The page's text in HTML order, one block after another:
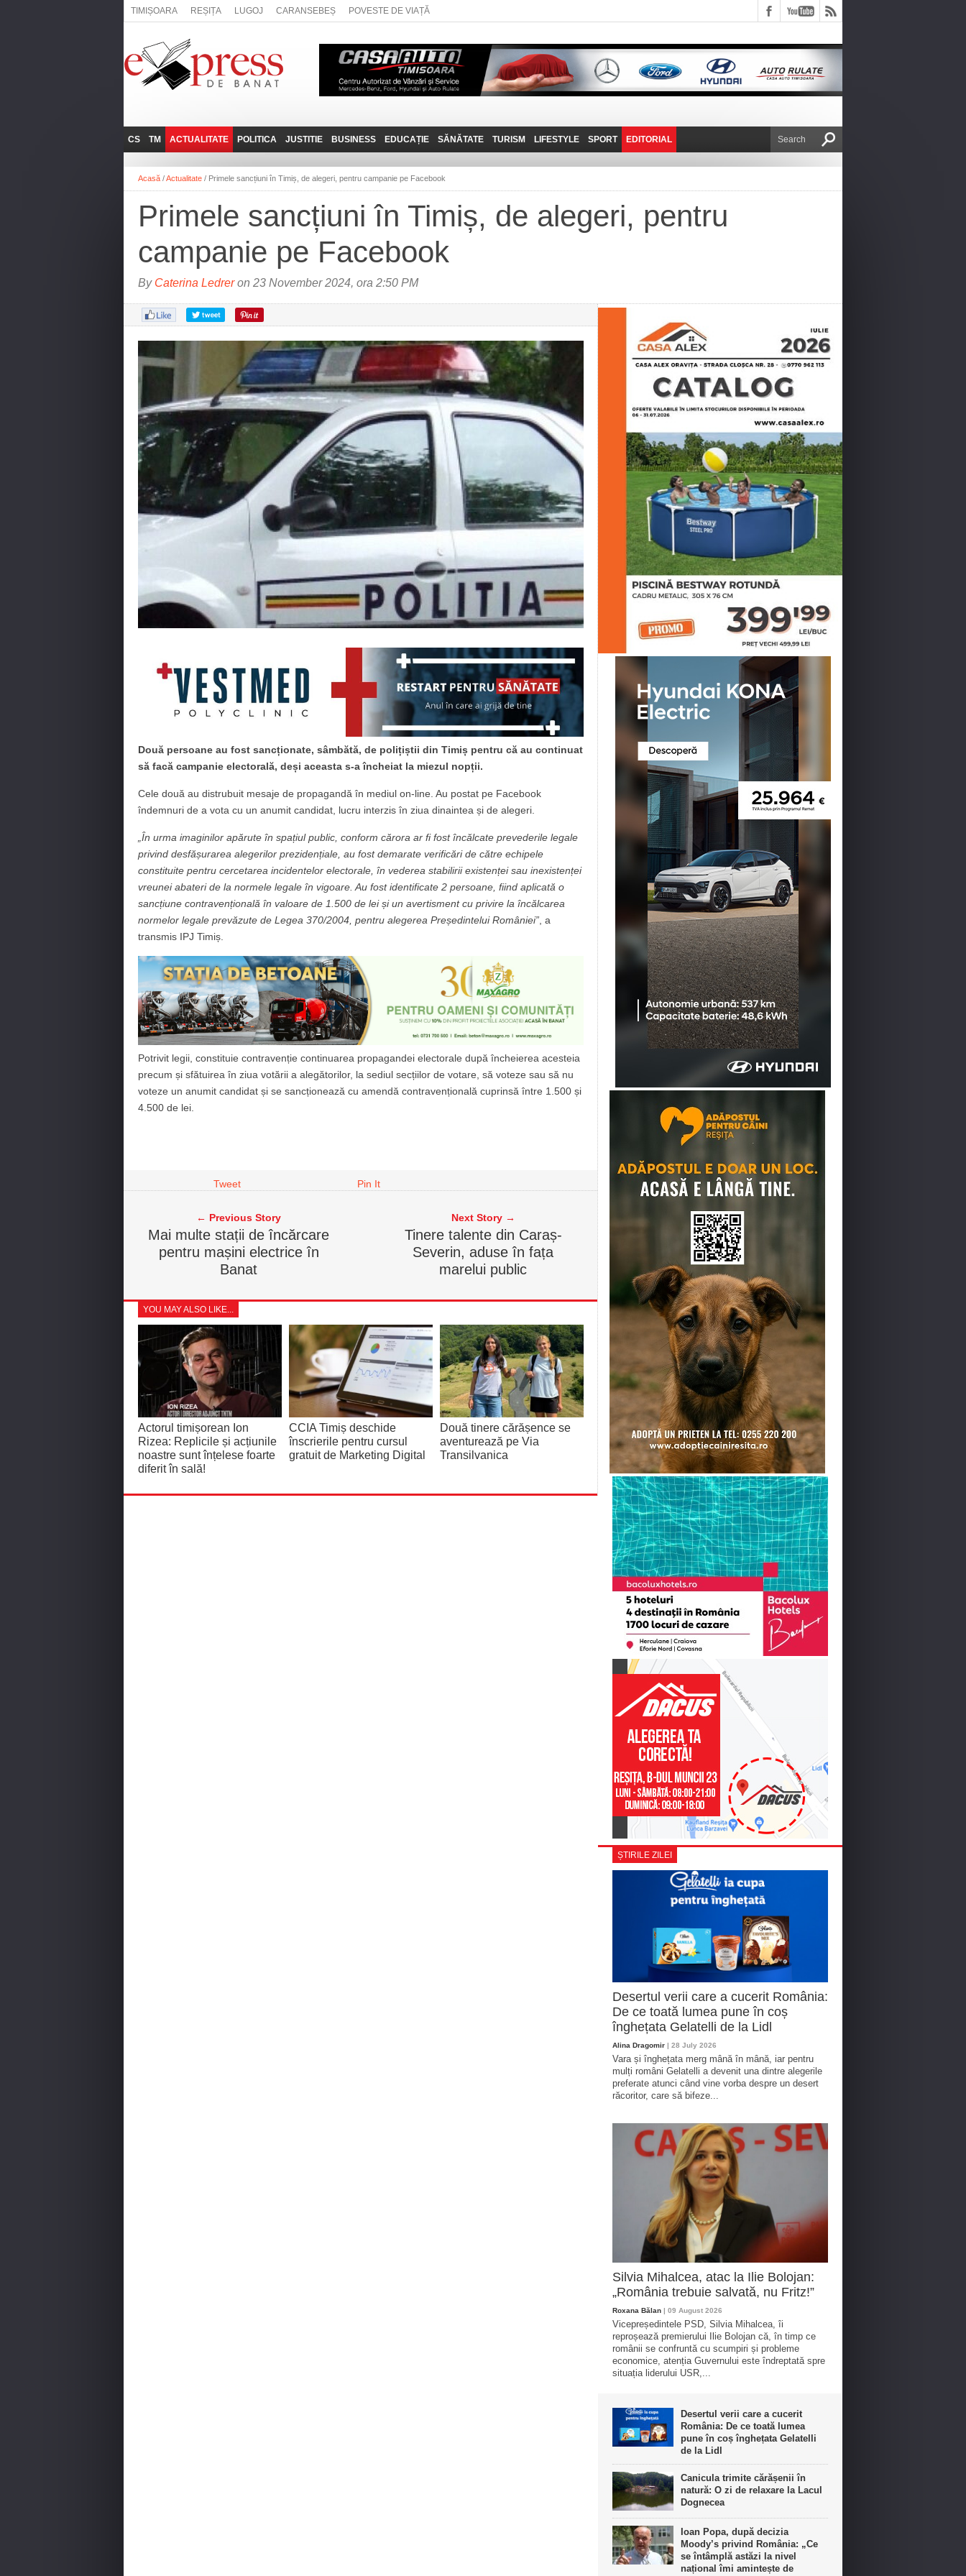
TIMIȘOARA REȘIȚA LUGOJ CARANSEBEȘ POVESTE DE VIAȚĂ
CS
REȘIȚA
CARANSEBEȘ
ANINA
BOCŞA
MOLDOVA NOUĂ
ORAVIȚA
OȚELU ROŞU
TM
LUGOJ
TIMIȘOARA
ACTUALITATE
ADMINISTRATIE
NAȚIONAL
SOCIAL
POLITICA
EXPRESSLIVE
INTERVIURILE
JUSTITIE BUSINESS
JOB-URI
TEHNIT
EDUCAȚIE SĂNĂTATE TURISM
PRIN MUNȚII
FANTASTICUL BANAT
LIFESTYLE
POVESTE DE VIAȚĂ
SPORT EDITORIAL
DE VICTOR NAFIRU
Acasă /Actualitate / Primele sancțiuni în Timiș, de alegeri, pentru campanie pe Facebook
Primele sancțiuni în Timiș, de alegeri, pentru
campanie pe Facebook
By Caterina Ledreron 23 November 2024, ora 2:50 PM
Două persoane au fost sancționate, sâmbătă, de polițiștii din Timiș pentru că au continuat
să facă campanie electorală, deși aceasta s-a încheiat la miezul nopții.
Cele două au distrubuit mesaje de propagandă în mediul on-line. Au postat pe Facebook
îndemnuri de a vota cu un anumit candidat, lucru interzis în ziua dinaintea și de alegeri.
„În urma imaginilor apărute în spațiul public, conform cărora ar fi fost încălcate prevederile legale
privind desfășurarea alegerilor prezidențiale, au fost demarate verificări de către echipele
constituite pentru cercetarea incidentelor electorale, în vederea stabilirii existenței sau inexistenței
vreunei abateri de la normele legale în vigoare. Au fost identificate 2 persoane, fiind aplicată o
sancțiune contravențională în valoare de 1.500 de lei și un avertisment cu privire la încălcarea
normelor legale prevăzute de Legea 370/2004, pentru alegerea Președintelui României” , a
transmis IPJ Timiș.
Potrivit legii, constituie contravenție continuarea propagandei electorale după încheierea acesteia
precum și sfătuirea în ziua votării a alegătorilor, la sediul secțiilor de votare, să voteze sau să nu
voteze un anumit candidat și se sancționează cu amendă contravențională cuprinsă între 1.500 și
4.500 de lei.
Tweet Pin It
← Previous Story
Mai multe stații de încărcare
pentru mașini electrice în
Banat
Next Story →
Tinere talente din Caraș-
Severin, aduse în fața
marelui public
YOU MAY ALSO LIKE...
Actorul timișorean Ion
Rizea: Replicile și acțiunile
noastre sunt înțelese foarte
diferit în sală!
CCIA Timiș deschide
înscrierile pentru cursul
gratuit de Marketing Digital
Două tinere cărășence se
aventurează pe Via
Transilvanica
ȘTIRILE ZILEI
Desertul verii care a cucerit România:
De ce toată lumea pune în coș
înghețata Gelatelli de la Lidl
Alina Dragomir | 28 July 2026
Vara și înghețata merg mână în mână, iar pentru
mulți români Gelatelli a devenit una dintre alegerile
preferate atunci când vine vorba despre un desert
răcoritor, care să bifeze...
Silvia Mihalcea, atac la Ilie Bolojan:
„România trebuie salvată, nu Fritz!”
Roxana Bălan | 09 August 2026
Vicepreședintele PSD, Silvia Mihalcea, îi
reproșează premierului Ilie Bolojan că, în timp ce
românii se confruntă cu scumpiri și probleme
economice, atenția Guvernului este îndreptată spre
situația liderului USR,...
Desertul verii care a cucerit
România: De ce toată lumea
pune în coș înghețata Gelatelli
de la Lidl
Canicula trimite cărășenii în
natură: O zi de relaxare la Lacul
Dognecea
Ioan Popa, după decizia
Moody’s privind România: „Ce
se întâmplă astăzi la nivel
național îmi amintește de